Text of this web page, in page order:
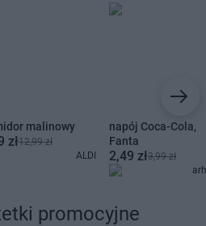
malinowy
zł12,99 zł
ALDI
napój Coca-Cola,
Fanta
2,49 zł3,99 zł
promocyjne